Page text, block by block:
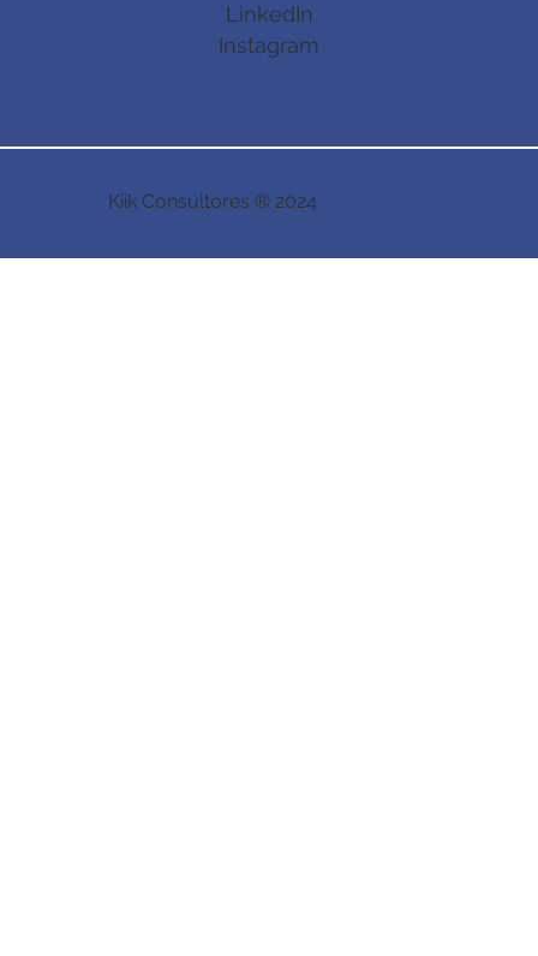
LinkedIn
Instagram
Kiik Consultores ® 2024